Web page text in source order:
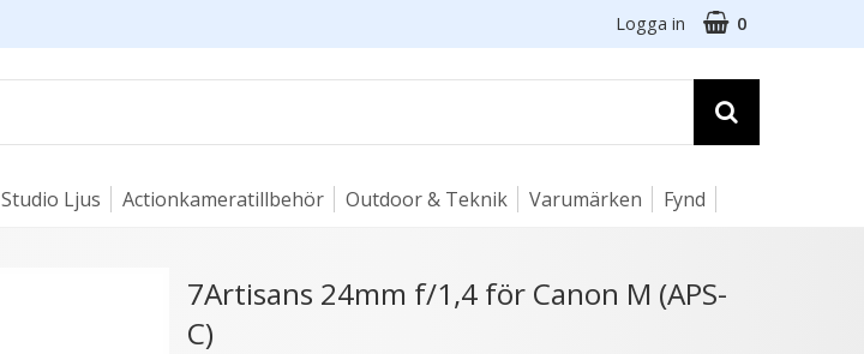
Logga in 0
Studio Ljus Actionkameratillbehör Outdoor & Teknik Varumärken Fynd
7Artisans 24mm f/1,4 för Canon M (APS-
C)